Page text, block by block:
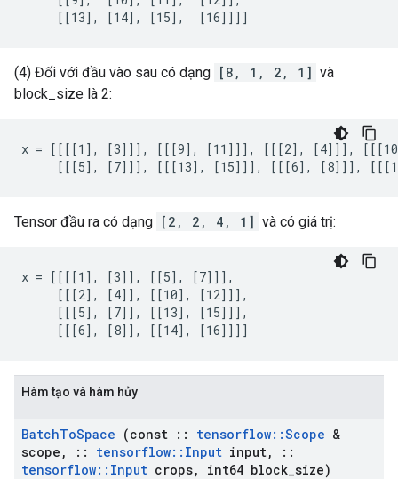
     [[13], [14], [15],  [16]]]]
(4) Đối với đầu vào sau có dạng [8, 1, 2, 1] và
block_size là 2:
x = [[[[1], [3]]], [[[9], [11]]], [[[2], [4]]],
[[[5], [7]]], [[[13], [15]]], [[[6], [8]]],
Tensor đầu ra có dạng [2, 2, 4, 1] và có giá trị:
x = [[[[1], [3]], [[5], [7]]],
     [[[2], [4]], [[10], [12]]],
     [[[5], [7]], [[13], [15]]],
     [[[6], [8]], [[14], [16]]]]
Hàm tạo và hàm hủy
BatchToSpace (const :: tensorflow::Scope &
scope , :: tensorflow:: Input input,
::
tensorflow:: Input crops, int64 block size)